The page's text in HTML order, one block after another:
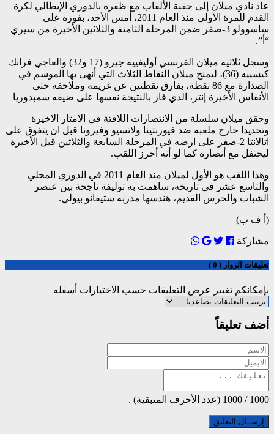
عاد نادي ميلان إلى حقبة الألقاب مع ظفره بالدوري الإيطالي لكرة
القدم للمرة الأولى منذ العام 2011، أمس الأحد، بفوزه على
ساسوولو 3-صفر ضمن المرحلة الثامنة والثلاثين الأخيرة من سيري
“أ”.
وسجل ثلاثية ميلان الفرنسي أوليفييه جيرو (17 و32) والعاجي فرانك
كيسييه (36)، ليمنح ميلان النقاط الثلاث التي أنهى بها الموسم في
الصدارة مع 86 نقطة، بفارق نقطتين عن غريمه وملاحقه حتى
الأنفاس الأخيرة إنتر، الذي فاز بالنتيجة نفسها على ضيفه سمبدوريا
وحقق ميلان سلسلة من الانتصارات اللافتة في الامتار الاخيرة
وتحديدا خارج ملعبه ضد فيورنتينا ولاتسيو وفيرونا قبل ان يتفوق على
اتالانتا 2-صفر على ارضه في المرحلة السابعة والثلاثين قبل الأخيرة
ليحتفل مع أنصاره كما لو أنه أحرز اللقب.
وهذا اللقب هو الأول لميلان منذ العام 2011 في الدوري المحلي
والتاسع عشر في تاريخه، ساهمت به توليفة ناجحة بين عنصر
الشباب والحرس القديم، هندسها مدربه ستيفانو بيولي.
(أ ف ب)
مشاركة
تعليقات الزوار ( 0 )
بإمكانكم تغيير عرض التعليقات حسب الاختيارات أسفله
أضف تعليقاً
1000
/
1000 (عدد الأحرف المتبقية) .